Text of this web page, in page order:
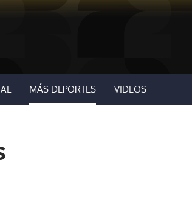
MÁS DEPORTES VIDEOS